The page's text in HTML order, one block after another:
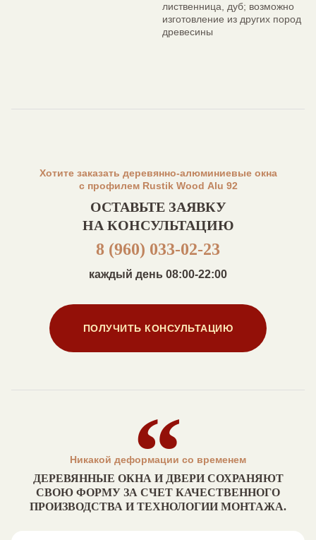
лиственница, дуб; возможно
изготовление из других пород
древесины
Хотите заказать деревянно-алюминиевые окна
с профилем Rustik Wood Alu 92
ОСТАВЬТЕ ЗАЯВКУ
НА КОНСУЛЬТАЦИЮ
8 (960) 033-02-23
каждый день 08:00-22:00
ПОЛУЧИТЬ КОНСУЛЬТАЦИЮ
Никакой деформации со временем
ДЕРЕВЯННЫЕ ОКНА И ДВЕРИ СОХРАНЯЮТ
СВОЮ ФОРМУ ЗА СЧЕТ КАЧЕСТВЕННОГО
ПРОИЗВОДСТВА И ТЕХНОЛОГИИ МОНТАЖА.